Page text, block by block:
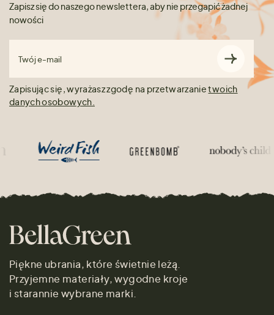
Zapisz się do naszego newslettera, aby nie przegapić żadnej
nowości
Twój e-mail
Zapisując się, wyrażasz zgodę na przetwarzanietwoich
danych osobowych.
Piękne ubrania, które świetnie leżą.
Przyjemne materiały, wygodne kroje
i starannie wybrane marki.